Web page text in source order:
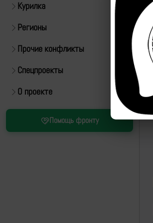
Курилка
Регионы
Прочие конфликты
Спецпроекты
О проекте
Помощь фронту